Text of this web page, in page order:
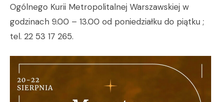
Ogólnego Kurii Metropolitalnej Warszawskiej w
godzinach 9.00 – 13.00 od poniedziałku do piątku ;
tel. 22 53 17 265.